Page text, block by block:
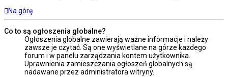
Na górę
Co to są ogłoszenia globalne?
Ogłoszenia globalne zawierają ważne informacje i należy
zawsze je czytać. Są one wyświetlane na górze każdego
forum i w panelu zarządzania kontem użytkownika.
Uprawnienia zamieszczania ogłoszeń globalnych są
nadawane przez administratora witryny.